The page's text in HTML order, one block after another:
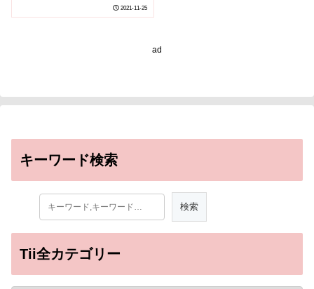
2021-11-25
ad
キーワード検索
Tii全カテゴリー